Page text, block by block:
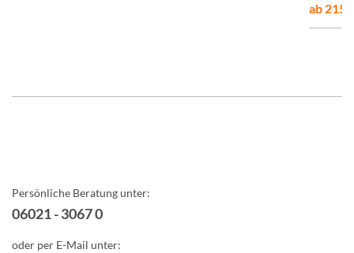
ab
Persönliche Beratung unter:
06021 - 3067 0
oder per E-Mail unter: